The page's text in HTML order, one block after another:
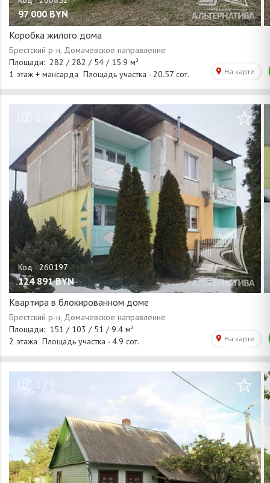
97 000 BYN
Коробка жилого дома
1 19
124 891 BYN
Квартира в блокированном доме
1 / 9